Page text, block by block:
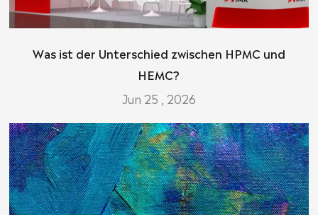
Was ist der Unterschied zwischen HPMC und
HEMC?
Jun 25 , 2026